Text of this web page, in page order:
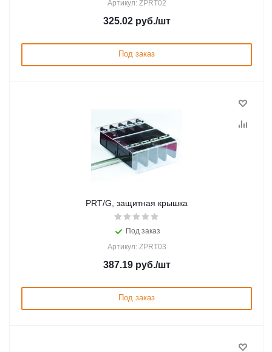
Артикул: ZPRT02
325.02руб./шт
Под заказ
PRT/G, защитная крышка
Под заказ
Артикул: ZPRT03
387.19руб./шт
Под заказ